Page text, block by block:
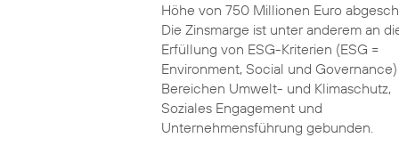
Höhe von 750 Millionen Euro
Die Zinsmarge ist unter anderem an
Erfüllung von ESG-Kriterien (ESG =
Environment, Social und
Bereichen Umwelt- und Klimaschutz,
Soziales Engagement und
Unternehmensführung gebunden.